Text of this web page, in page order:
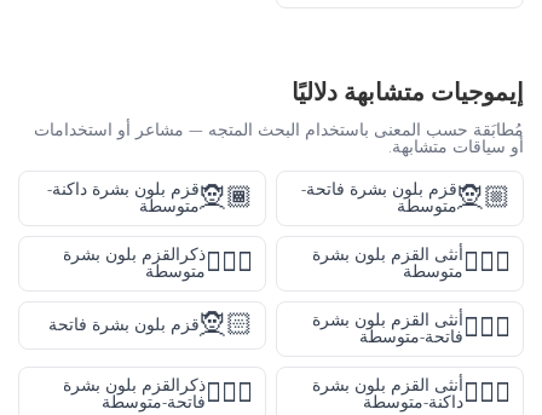
إيموجيات متشابهة دلاليًا
مُطابَقة حسب المعنى باستخدام البحث المتجه — مشاعر أو استخدامات
أو سياقات متشابهة.
🧝🏼قزم بلون بشرة فاتحة-
متوسطة
🧝🏾قزم بلون بشرة داكنة-
متوسطة
🧝🏽‍♀️أنثى القزم بلون بشرة
متوسطة
🧝🏽‍♂️ذكرالقزم بلون بشرة
متوسطة
🧝🏼‍♀️أنثى القزم بلون بشرة
فاتحة-متوسطة
🧝🏻قزم بلون بشرة فاتحة
🧝🏾‍♀️أنثى القزم بلون بشرة
داكنة-متوسطة
🧝🏼‍♂️ذكرالقزم بلون بشرة
فاتحة-متوسطة